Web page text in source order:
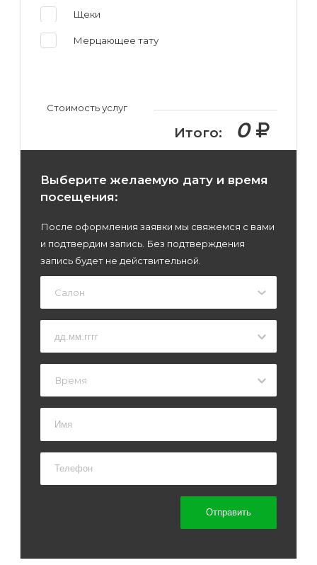
Щеки
Мерцающее тату
Стоимость услуг
Итого: 0
Выберите желаемую дату и время
посещения:
После оформления заявки мы свяжемся с вами
и подтвердим запись. Без подтверждения
запись будет не действительной.
Салон
Время
Отправить